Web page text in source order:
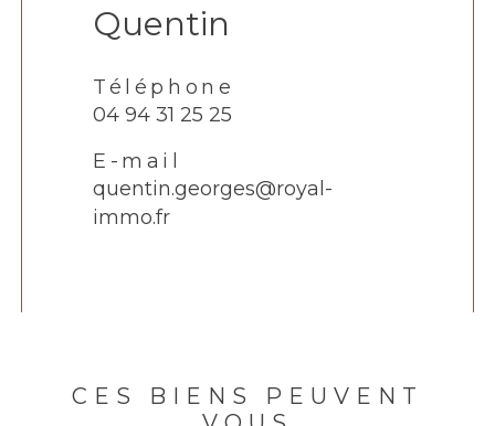
Quentin
Téléphone
04 94 31 25 25
E-mail
quentin.georges@royal-
immo.fr
CES BIENS PEUVENT